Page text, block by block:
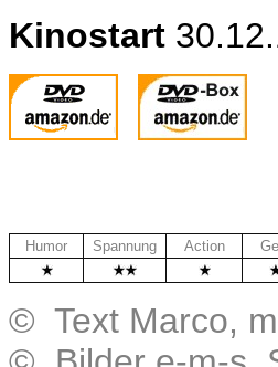
Kinostart
Humor Spannung Action
© Text Marco,